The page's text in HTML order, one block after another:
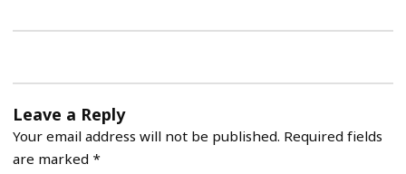
Leave a Reply
Your email address will not be published. Required fields
are marked *